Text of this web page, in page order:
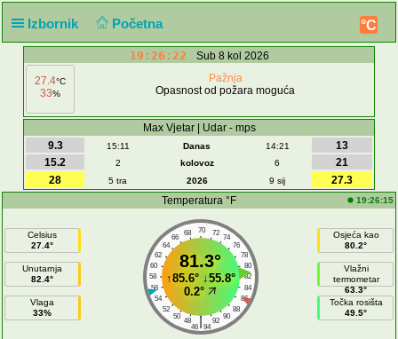
Izbornik Početna °C
19:26:22
Sub 8 kol 2026
27.4°C
33%
Pažnja
Opasnost od požara moguća
Max Vjetar | Udar - mps
9.3
15:11 Danas 14:21
13
15.2
2 kolovoz 6
21
28
5 tra 2026 9 sij
27.3
Temperatura °F
19:26:15
Celsius
27.4°
Unutarnja
82.4°
Vlaga
33%
70
68 72
66
74
64
76
62
78
60
80
58
82
56
84
54
86
52
88
50
90
48 92
|
46 94
81.3°
↑85.6°↓55.8°
0.2°
Osjeća kao
80.2°
Vlažni
termometar
63.3°
Točka rosišta
49.5°